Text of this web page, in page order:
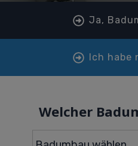
Ja,
Ich habe
Welcher